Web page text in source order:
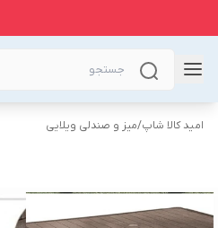
امید کالا شاپ/میز و صندلی ویلایی